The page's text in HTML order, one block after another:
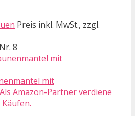
Preis inkl. MwSt., zzgl.
8
mit
Amazon-Partner verdiene